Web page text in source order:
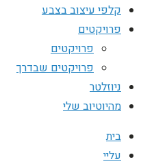
קלפי עיצוב בצבע
פרויקטים
פרויקטים
פרויקטים שבדרך
ניוזלטר
מהיוטיוב שלי
בית
עליי